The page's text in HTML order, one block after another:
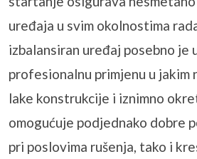
uređaja u svim okolnostima
izbalansiran uređaj posebno je
profesionalnu primjenu u jakim
lake konstrukcije i iznimno
omogućuje podjednako dobre
pri poslovima rušenja, tako i